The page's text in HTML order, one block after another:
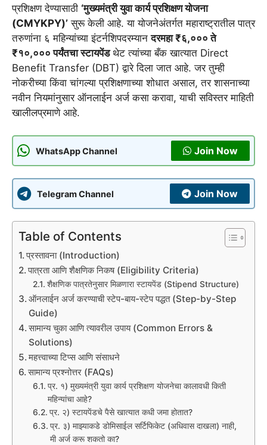
प्रशिक्षण देण्यासाठी ‘मुख्यमंत्री युवा कार्य प्रशिक्षण योजना
(CMYKPY)’ सुरू केली आहे. या योजनेअंतर्गत महाराष्ट्रातील पात्र
तरुणांना ६ महिन्यांच्या इंटर्नशिपदरम्यानदरमहा ₹६,००० ते
₹१०,००० पर्यंतचा स्टायपेंडथेट त्यांच्या बँक खात्यात Direct
Benefit Transfer (DBT) द्वारे दिला जात आहे. जर तुम्ही
नोकरीच्या किंवा चांगल्या प्रशिक्षणाच्या शोधात असाल, तर शासनाच्या
नवीन नियमांनुसार ऑनलाईन अर्ज कसा करावा, याची सविस्तर माहिती
खालीलप्रमाणे आहे.
WhatsApp Channel Join Now
Telegram Channel Join Now
Table of Contents
प्रस्तावना (Introduction)
पात्रता आणि शैक्षणिक निकष (Eligibility Criteria)
शैक्षणिक पात्रतेनुसार मिळणारा स्टायपेंड (Stipend Structure)
ऑनलाईन अर्ज करण्याची स्टेप-बाय-स्टेप पद्धत (Step-by-Step
Guide)
सामान्य चुका आणि त्यावरील उपाय (Common Errors &
Solutions)
महत्त्वाच्या टिप्स आणि संसाधने
सामान्य प्रश्नोत्तर (FAQs)
प्र. १) मुख्यमंत्री युवा कार्य प्रशिक्षण योजनेचा कालावधी किती
महिन्यांचा आहे?
प्र. २) स्टायपेंडचे पैसे खात्यात कधी जमा होतात?
प्र. ३) माझ्याकडे डोमिसाईल सर्टिफिकेट (अधिवास दाखला) नाही,
मी अर्ज करू शकतो का?